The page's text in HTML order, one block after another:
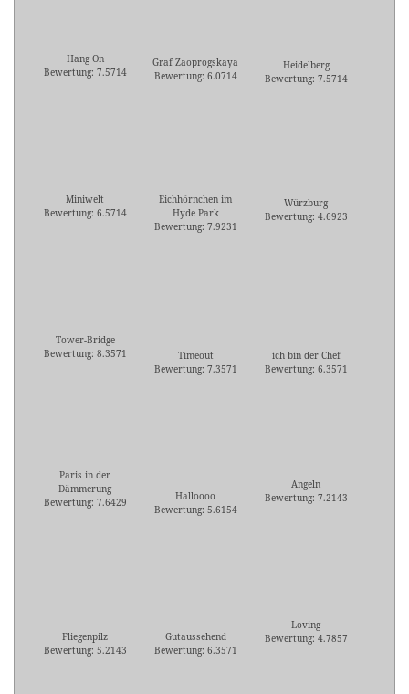
Hang On
Bewertung: 7.5714
Graf Zaoprogskaya
Bewertung: 6.0714
Heidelberg
Bewertung: 7.5714
Miniwelt
Bewertung: 6.5714
Eichhörnchen im
Hyde Park
Bewertung: 7.9231
Würzburg
Bewertung: 4.6923
Tower-Bridge
Bewertung: 8.3571
Timeout
Bewertung: 7.3571
ich bin der Chef
Bewertung: 6.3571
Paris in der
Dämmerung
Bewertung: 7.6429
Halloooo
Bewertung: 5.6154
Angeln
Bewertung: 7.2143
Fliegenpilz
Bewertung: 5.2143
Gutaussehend
Bewertung: 6.3571
Loving
Bewertung: 4.7857